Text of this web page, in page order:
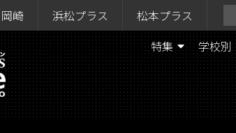
岡崎 浜松プラス 松本プラス
特集 学校別